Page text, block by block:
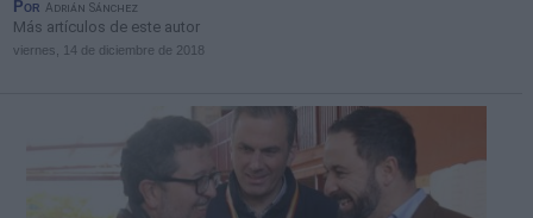
Por Adrián Sánchez
Más artículos de este autor
viernes, 14 de diciembre de 2018